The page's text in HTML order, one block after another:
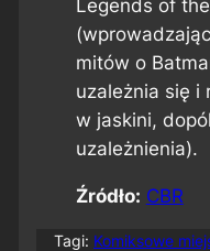
Legends of
mitów o
uzależnia się i
w jaskini,
uzależnienia).
Źródło: CBR
Tagi: Komiksowe